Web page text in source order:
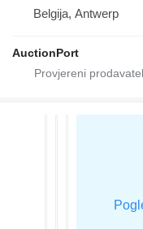
Belgija, Antwerp
AuctionPort